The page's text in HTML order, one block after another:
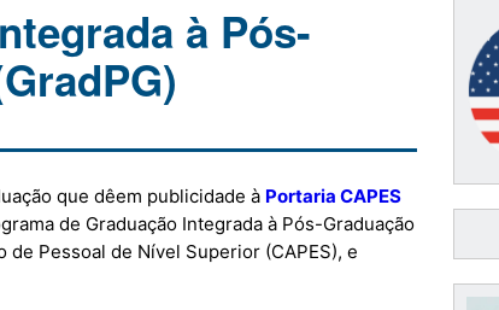
à Pós-
que dêem publicidade à Portaria CAPES
de Graduação Integrada à Pós-Graduação
Pessoal de Nível Superior (CAPES), e